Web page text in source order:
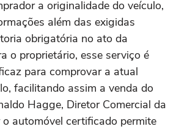
a originalidade do veículo,
além das exigidas
obrigatória no ato da
o proprietário, esse serviço é
para comprovar a atual
facilitando assim a venda do
Hagge, Diretor Comercial da
o automóvel certificado permite